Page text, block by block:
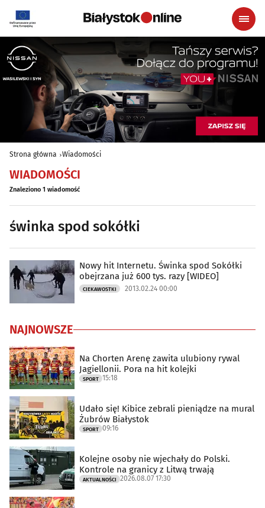
Strona główna Wiadomości
WIADOMOŚCI
Znaleziono 1 wiadomość
świnka spod sokółki
Nowy hit Internetu. Świnka spod Sokółki
obejrzana już 600 tys. razy [WIDEO]
CIEKAWOSTKI 2013.02.24 00:00
NAJNOWSZE
Na Chorten Arenę zawita ulubiony rywal
Jagiellonii. Pora na hit kolejki
SPORT 15:18
Udało się! Kibice zebrali pieniądze na mural
Żubrów Białystok
SPORT 09:16
Kolejne osoby nie wjechały do Polski.
Kontrole na granicy z Litwą trwają
AKTUALNOŚCI 2026.08.07 17:30